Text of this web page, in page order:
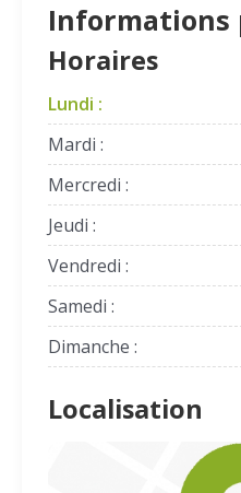
Informations
Horaires
Lundi :
Mardi :
Mercredi :
Jeudi :
Vendredi :
Samedi :
Dimanche :
Localisation